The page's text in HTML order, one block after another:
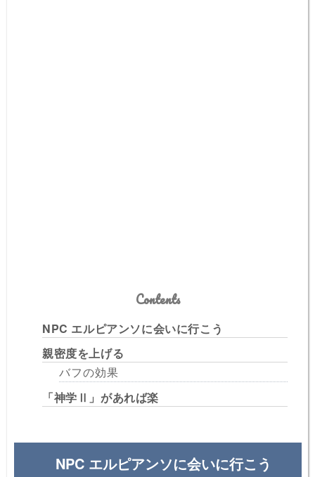
Contents
NPC エルピアンソに会いに行こう
親密度を上げる
バフの効果
「神学Ⅱ」があれば楽
NPC エルピアンソに会いに行こう